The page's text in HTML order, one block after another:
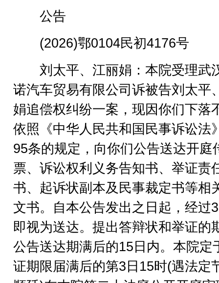
公告
(2026)鄂0104民初4176号
刘太平、江丽娟：本院受理武
诺汽车贸易有限公司诉被告刘太平
娟追偿权纠纷一案，现因你们下落
依照《中华人民共和国民事诉讼法
95条的规定，向你们公告送达开庭
票、诉讼权利义务告知书、举证责
书、起诉状副本及民事裁定书等相
文书。自本公告发出之日起，经过
即视为送达。提出答辩状和举证的
公告送达期满后的15日内。本院定
证期限届满后的第3日15时(遇法定